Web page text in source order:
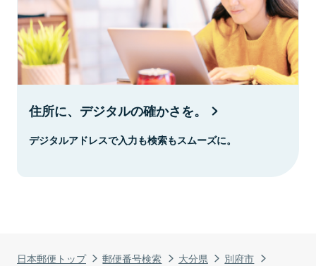
日本郵便トップ 郵便番号検索 大分県
別府市
住所に、デジタルの確かさを。
デジタルアドレスで入力も検索もスムーズに。